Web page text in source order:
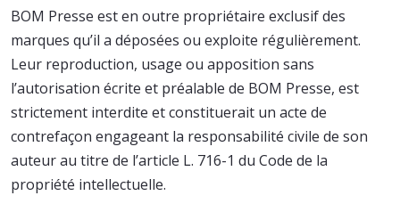
BOM Presse est en outre propriétaire exclusif des
marques qu’il a déposées ou exploite régulièrement.
Leur reproduction, usage ou apposition sans
l’autorisation écrite et préalable de BOM Presse, est
strictement interdite et constituerait un acte de
contrefaçon engageant la responsabilité civile de son
auteur au titre de l’article L. 716-1 du Code de la
propriété intellectuelle.